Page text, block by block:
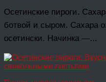
Осетинские пироги.
ботвой и сыром. Сахара
осетински. Начинка —...